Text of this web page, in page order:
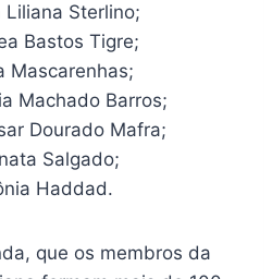
Liliana Sterlino;
Bastos Tigre;
Mascarenhas;
Machado Barros;
Dourado Mafra;
Salgado;
Haddad.
que os membros da